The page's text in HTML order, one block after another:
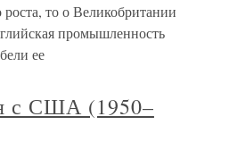
то о Великобритании
промышленность
ее
с США (1950–